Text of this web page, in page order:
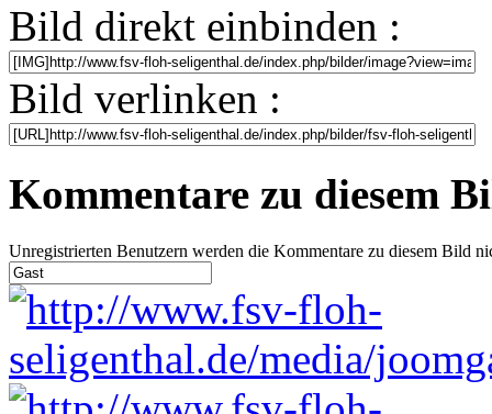
Bild direkt einbinden :
Bild verlinken :
Kommentare zu diesem
Unregistrierten Benutzern werden die Kommentare zu diesem Bild